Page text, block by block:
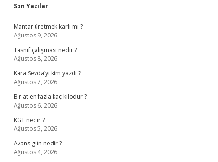
Sidebar
Son Yazılar
Mantar üretmek karlı mı ?
Ağustos 9, 2026
Tasnif çalışması nedir ?
Ağustos 8, 2026
Kara Sevda’yı kim yazdı ?
Ağustos 7, 2026
Bir at en fazla kaç kilodur ?
Ağustos 6, 2026
KGT nedir ?
Ağustos 5, 2026
Avans gün nedir ?
Ağustos 4, 2026